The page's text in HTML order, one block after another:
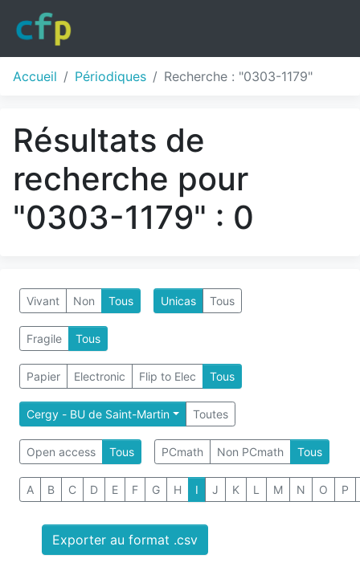
Accueil Périodiques Recherche : "0303-1179"
Résultats de
recherche pour
"0303-1179" : 0
Vivant Non Tous Unicas Tous
Fragile Tous
Papier Electronic Flip to Elec Tous
Cergy - BU de Saint-Martin Toutes
Open access Tous PCmath Non PCmath Tous
A B C D E F G H I J K L M N O P
Exporter au format .csv